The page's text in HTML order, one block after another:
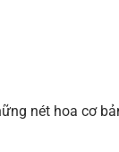
nét hoa cơ